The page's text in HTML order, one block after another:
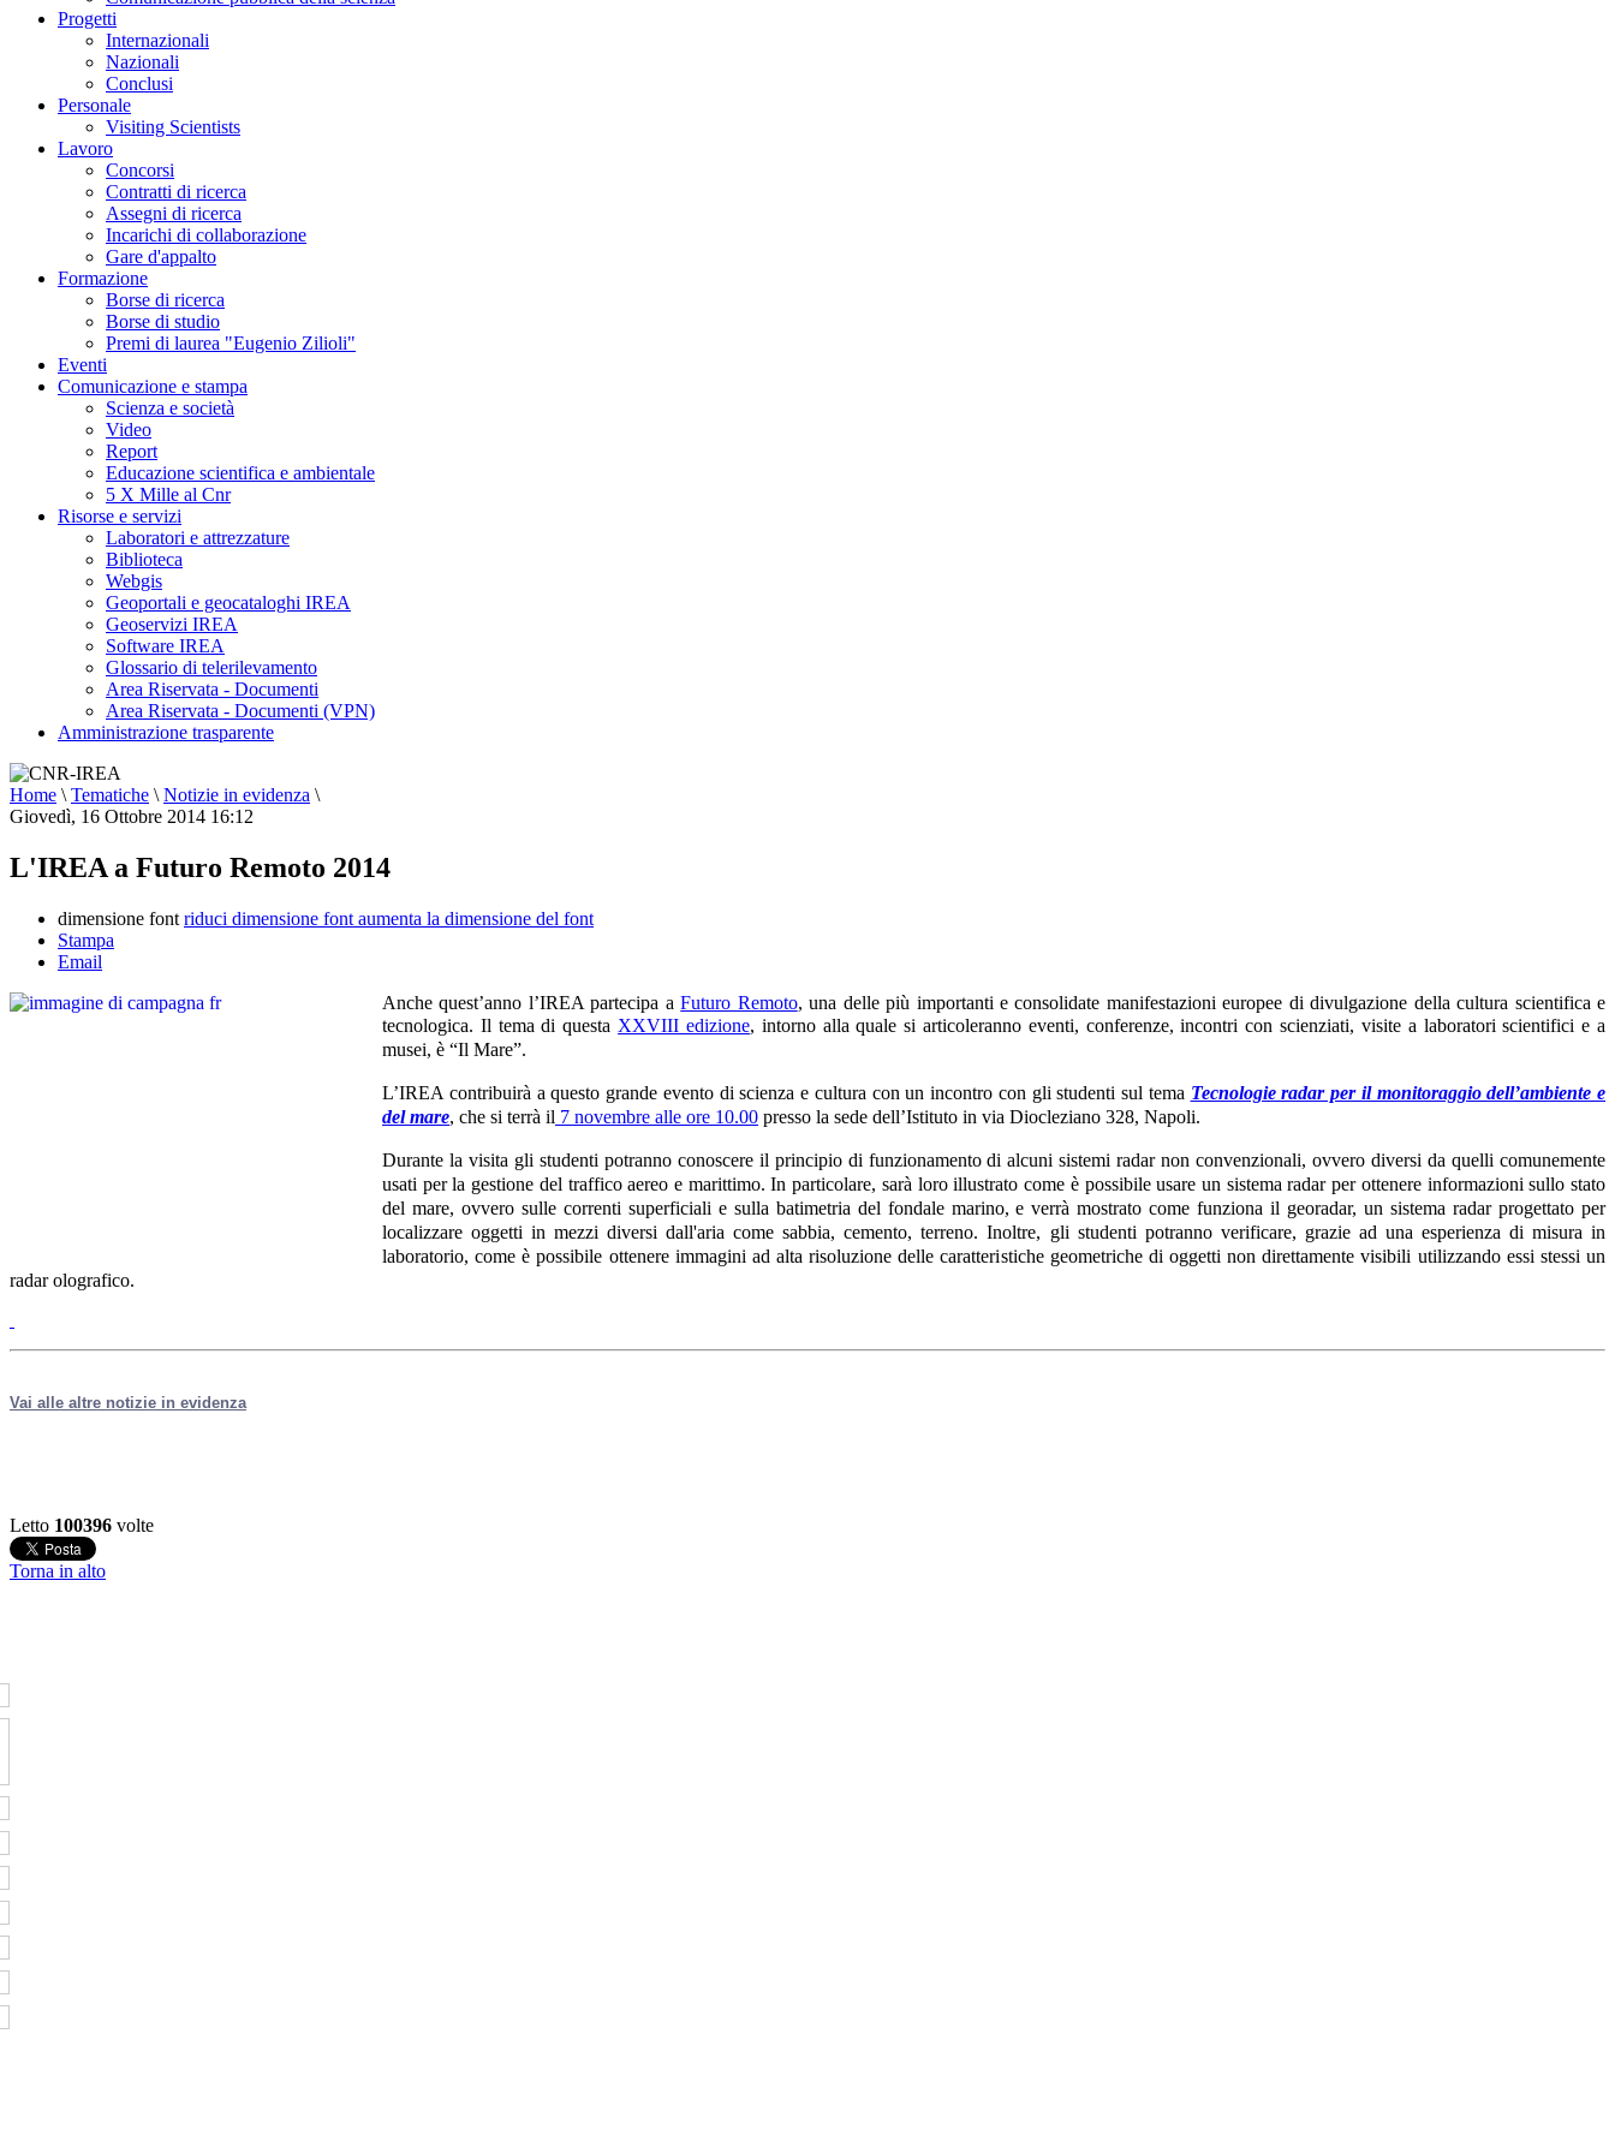
Progetti
Internazionali
Nazionali
Conclusi
Personale
Visiting Scientists
Lavoro
Concorsi
Contratti di ricerca
Assegni di ricerca
Incarichi di collaborazione
Gare d'appalto
Formazione
Borse di ricerca
Borse di studio
Premi di laurea "Eugenio Zilioli"
Eventi
Comunicazione e stampa
Scienza e società
Video
Report
Educazione scientifica e ambientale
5 X Mille al Cnr
Risorse e servizi
Laboratori e attrezzature
Biblioteca
Webgis
Geoportali e geocataloghi IREA
Geoservizi IREA
Software IREA
Glossario di telerilevamento
Area Riservata - Documenti
Area Riservata - Documenti (VPN)
Amministrazione trasparente
Home \ Tematiche \ Notizie in evidenza \
Giovedì, 16 Ottobre 2014 16:12
L'IREA a Futuro Remoto 2014
dimensione font riduci dimensione font aumenta la dimensione del font
Stampa
Email
Anche quest’anno l’IREA partecipa aFuturo Remoto, una delle più importanti e consolidate manifestazioni europee di divulgazione della cultura scientifica e
tecnologica. Il tema di questa XXVIII edizione, intorno alla quale si articoleranno eventi, conferenze, incontri con scienziati, visite a laboratori scientifici e a
musei, è “Il Mare”.
L’IREA contribuirà a questo grande evento di scienza e cultura con un incontro con gli studenti sul tema Tecnologie radar per il monitoraggio dell’ambiente e
del mare, che si terrà il 7 novembre alle ore 10.00 presso la sede dell’Istituto in via Diocleziano 328, Napoli.
Durante la visita gli studenti potranno conoscere il principio di funzionamento di alcuni sistemi radar non convenzionali, ovvero diversi da quelli comunemente
usati per la gestione del traffico aereo e marittimo. In particolare, sarà loro illustrato come è possibile usare un sistema radar per ottenere informazioni sullo stato
del mare, ovvero sulle correnti superficiali e sulla batimetria del fondale marino, e verrà mostrato come funziona il georadar, un sistema radar progettato per
localizzare oggetti in mezzi diversi dall'aria come sabbia, cemento, terreno. Inoltre, gli studenti potranno verificare, grazie ad una esperienza di misura in
laboratorio, come è possibile ottenere immagini ad alta risoluzione delle caratteristiche geometriche di oggetti non direttamente visibili utilizzando essi stessi un
radar olografico.
Vai alle altre notizie in evidenza
Letto 100396 volte
Torna in alto